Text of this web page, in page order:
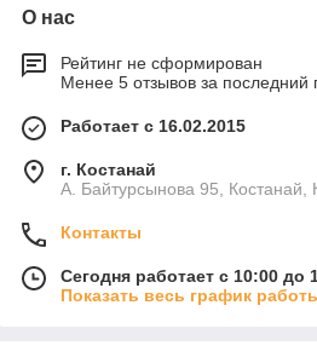
О нас
Рейтинг не сформирован
Менее 5 отзывов за последний
Работает с 16.02.2015
г. Костанай
А. Байтурсынова 95, Костанай,
Контакты
Сегодня работает с 10:00 до
Показать весь график